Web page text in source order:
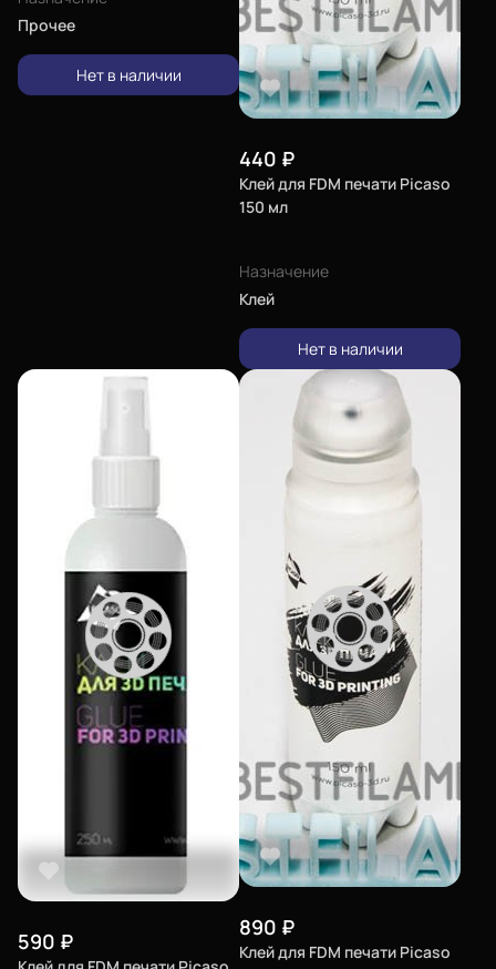
Прочее
Нет в наличии
440 ₽
Клей для FDM печати Picaso
150 мл
Назначение
Клей
Нет в наличии
590 ₽
890 ₽
Клей для FDM печати Picaso